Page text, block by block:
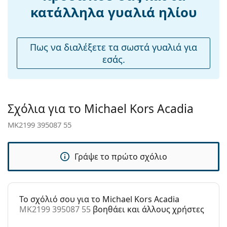
Βάρος:
225 γρ
μαξιλάρια
μύτης:
άρθρωση:
Όχι
Παρέχονται με
θήκη:
Ναι
Πανί
καθαρισμού:
Ναι
Άλλα
Τύπος:
Γυναικεία
Κατηγορία:
Γυαλιά Ηλίου Επώνυμες Μάρκες
κατάλληλα γυαλιά ηλίου
Πως να διαλέξετε τα σωστά γυαλιά για
εσάς.
Σχόλια για το Michael Kors Acadia
MK2199 395087 55
Γράψε το πρώτο σχόλιο
To σχόλιό σου για το Michael Kors Acadia
MK2199 395087 55 βοηθάει και άλλους χρήστες